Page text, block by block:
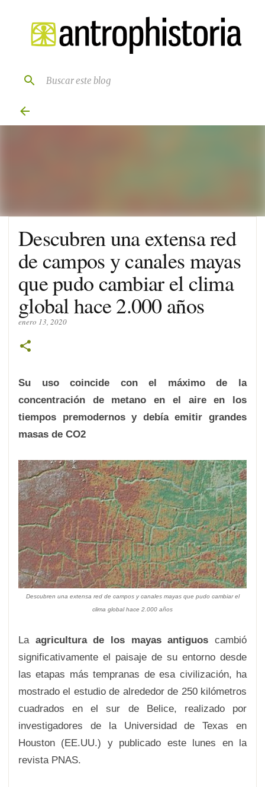
Ir al contenido principal
Descubren una extensa red
de campos y canales mayas
que pudo cambiar el clima
global hace 2.000 años
enero 13, 2020
Su uso coincide con el máximo de la
concentración de metano en el aire en los
tiempos premodernos y debía emitir grandes
masas de CO2
Descubren una extensa red de campos y canales mayas que pudo cambiar el
clima global hace 2.000 años
La agricultura de los mayas antiguos cambió
significativamente el paisaje de su entorno desde
las etapas más tempranas de esa civilización, ha
mostrado el estudio de alrededor de 250 kilómetros
cuadrados en el sur de Belice, realizado por
investigadores de la Universidad de Texas en
Houston (EE.UU.) y publicado este lunes en la
revista PNAS.